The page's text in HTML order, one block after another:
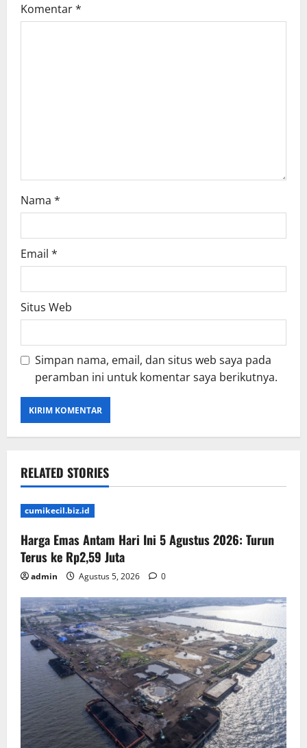
Komentar*
Nama *
Email *
Situs Web
Simpan nama, email, dan situs web saya pada
peramban ini untuk komentar saya berikutnya.
RELATED STORIES
cumikecil.biz.id
Harga Emas Antam Hari Ini 5 Agustus 2026: Turun
Terus ke Rp2,59 Juta
admin Agustus 5, 2026 0